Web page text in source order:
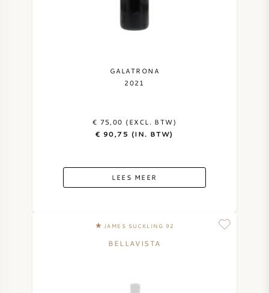
GALATRONA
2021
€ 75,00 (EXCL. BTW)
€ 90,75 (IN. BTW)
LEES MEER
JAMES SUCKLING 92
BELLAVISTA